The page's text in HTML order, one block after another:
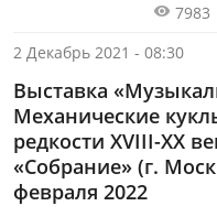
100-7983
2 Декабрь 2021 - 08:30
Выставка
Механические
редкости XVIII-XX
«Собрание» (г.
февраля 2022